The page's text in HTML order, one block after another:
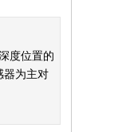
度位置的
器为主对